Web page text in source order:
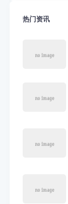
热门资讯